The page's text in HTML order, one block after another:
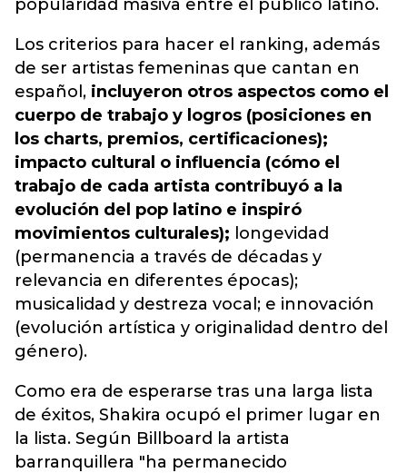
popularidad masiva entre el público latino.
Los criterios para hacer el ranking, además
de ser artistas femeninas que cantan en
español, incluyeron otros aspectos como el
cuerpo de trabajo y logros (posiciones en
los charts, premios, certificaciones);
impacto cultural o influencia (cómo el
trabajo de cada artista contribuyó a la
evolución del pop latino e inspiró
movimientos culturales); longevidad
(permanencia a través de décadas y
relevancia en diferentes épocas);
musicalidad y destreza vocal; e innovación
(evolución artística y originalidad dentro del
género).
Como era de esperarse tras una larga lista
de éxitos, Shakira ocupó el primer lugar en
la lista. Según Billboard la artista
barranquillera "ha permanecido